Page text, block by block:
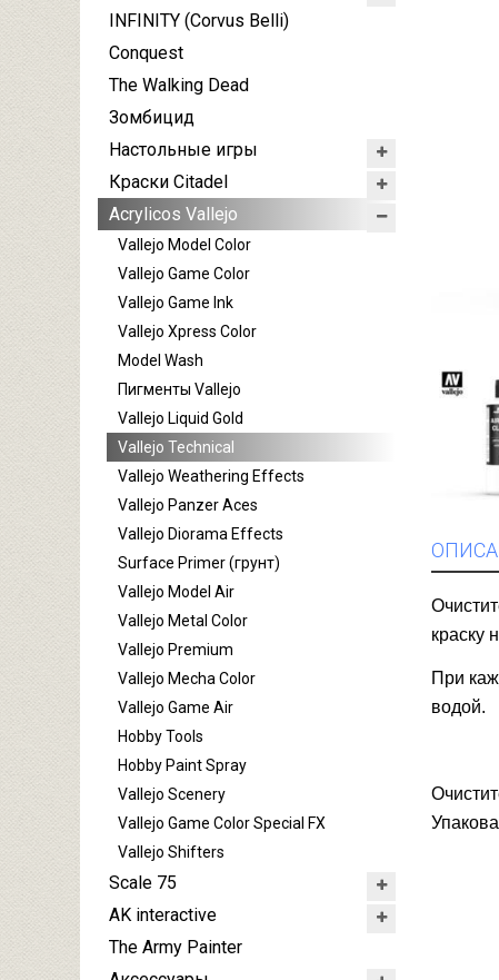
INFINITY (Corvus Belli)
Conquest
The Walking Dead
Зомбицид
Настольные игры
Краски Citadel
Acrylicos Vallejo
Vallejo Model Color
Vallejo Game Color
Vallejo Game Ink
Vallejo Xpress Color
Model Wash
Пигменты Vallejo
Vallejo Liquid Gold
Vallejo Technical
Vallejo Weathering Effects
Vallejo Panzer Aces
Vallejo Diorama Effects
Surface Primer (грунт)
Vallejo Model Air
Vallejo Metal Color
Vallejo Premium
Vallejo Mecha Color
Vallejo Game Air
Hobby Tools
Hobby Paint Spray
Vallejo Scenery
Vallejo Game Color Special FX
Vallejo Shifters
Scale 75
AK interactive
The Army Painter
краску
При
водой.